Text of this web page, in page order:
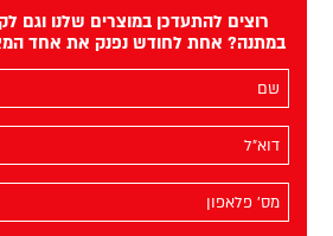
רוצים להתעדכן במוצרים שלנו וגם
במתנה? אחת לחודש נפנק את אחד
שלך
שלך
הפלאפון